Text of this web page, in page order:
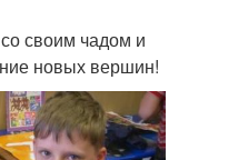
своим чадом и
новых вершин!